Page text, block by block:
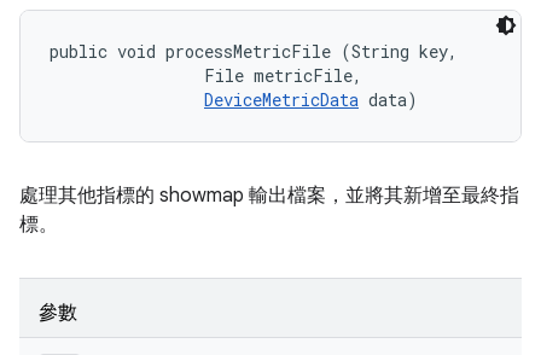
public void processMetricFile (String key,
                File metricFile,
DeviceMetricData data)
處理其他指標的 showmap 輸出檔案，並將其新增至最終指
標。
參數